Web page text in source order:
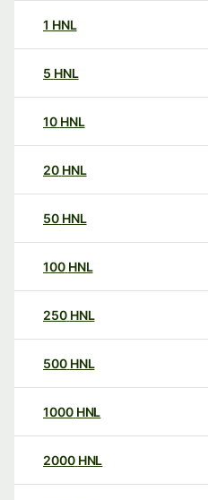
1 HNL
5 HNL
10 HNL
20 HNL
50 HNL
100 HNL
250 HNL
500 HNL
1000 HNL
2000 HNL